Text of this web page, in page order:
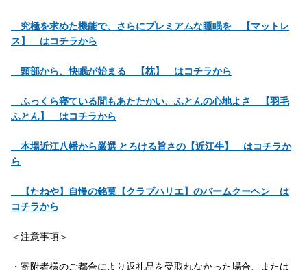
究極を求めた機能で、さらにプレミアムな睡眠を 【マットレ
ス】 はコチラから
頭部から、快眠が始まる 【枕】 はコチラから
ふっくら寝ている間もあたたかい、ふとんの心地よさ 【羽毛
ふとん】 はコチラから
本場近江八幡から厳選 とろける旨さの【近江牛】 はコチラか
ら
【たねや】自慢の銘菓【クラブハリエ】のバームクーヘン は
コチラから
＜注意事項＞
・寄附者様のご都合により返礼品を受取れなかった場合、または